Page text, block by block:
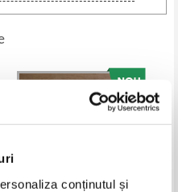
conținutul și